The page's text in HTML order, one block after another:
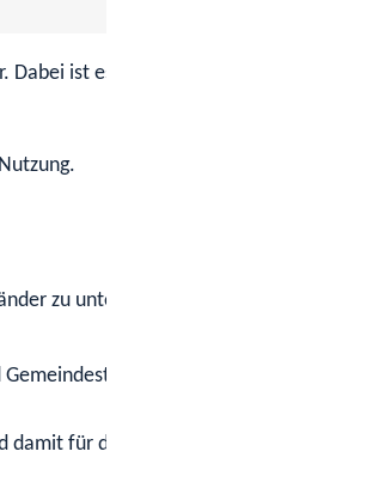
ist es unabdingbar, dass sich jeder an
zu unterscheiden.
die dem allgemeinen
für die Verkehrssicherungspflicht auf